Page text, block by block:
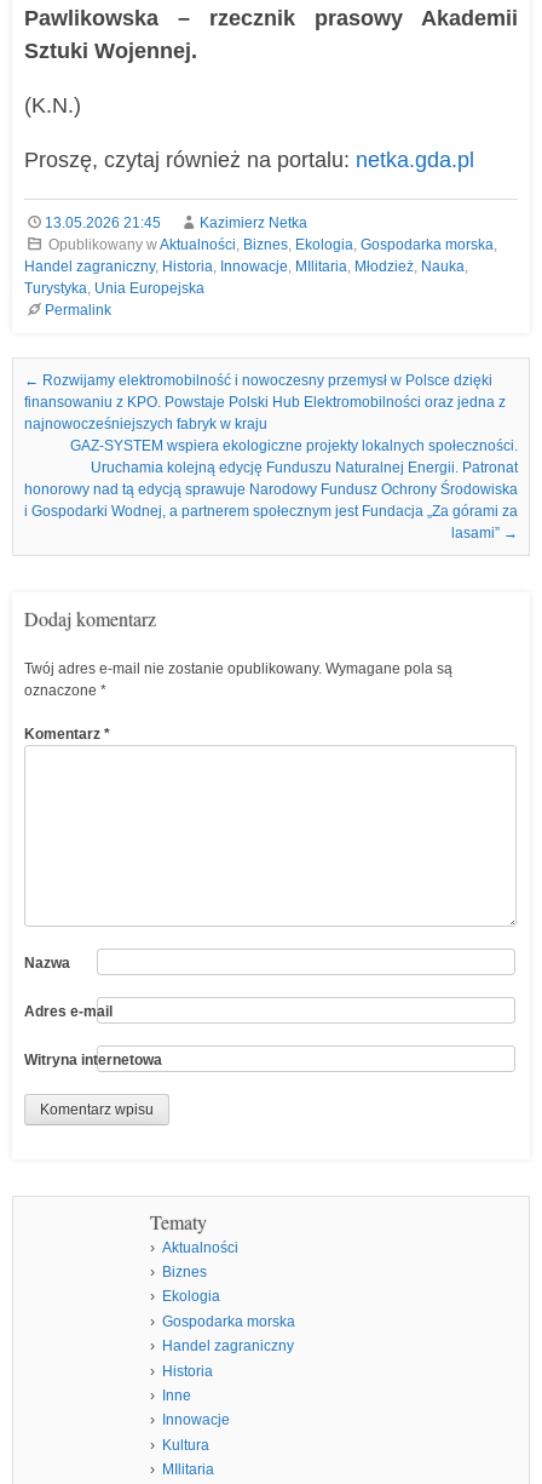
Pawlikowska – rzecznik prasowy Akademii
Sztuki Wojennej.
(K.N.)
Proszę, czytaj również na portalu: netka.gda.pl
13.05.2026 21:45
Kazimierz Netka
Opublikowany wAktualności, Biznes, Ekologia, Gospodarka morska,
Handel zagraniczny, Historia, Innowacje, MIlitaria, Młodzież, Nauka,
Turystyka, Unia Europejska
Permalink
Nawigacja we wpisach
← Rozwijamy elektromobilność i nowoczesny przemysł w Polsce dzięki
finansowaniu z KPO. Powstaje Polski Hub Elektromobilności oraz jedna z
najnowocześniejszych fabryk w kraju
GAZ-SYSTEM wspiera ekologiczne projekty lokalnych społeczności.
Uruchamia kolejną edycję Funduszu Naturalnej Energii. Patronat
honorowy nad tą edycją sprawuje Narodowy Fundusz Ochrony Środowiska
i Gospodarki Wodnej, a partnerem społecznym jest Fundacja „Za górami za
lasami” →
Dodaj komentarz
Twój adres e-mail nie zostanie opublikowany. Wymagane pola są
oznaczone *
Komentarz *
Nazwa
Adres e-mail
Witryna internetowa
Tematy
Aktualności
Biznes
Ekologia
Gospodarka morska
Handel zagraniczny
Historia
Inne
Innowacje
Kultura
MIlitaria